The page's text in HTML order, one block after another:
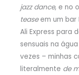
jazz dance, e no
tease em um bar
Ali Express para
sensuais na
vezes – minhas
literalmente de